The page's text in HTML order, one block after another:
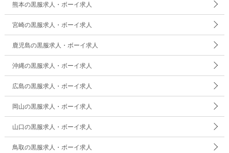
熊本の黒服求人・ボーイ求人
宮崎の黒服求人・ボーイ求人
鹿児島の黒服求人・ボーイ求人
沖縄の黒服求人・ボーイ求人
広島の黒服求人・ボーイ求人
岡山の黒服求人・ボーイ求人
山口の黒服求人・ボーイ求人
鳥取の黒服求人・ボーイ求人